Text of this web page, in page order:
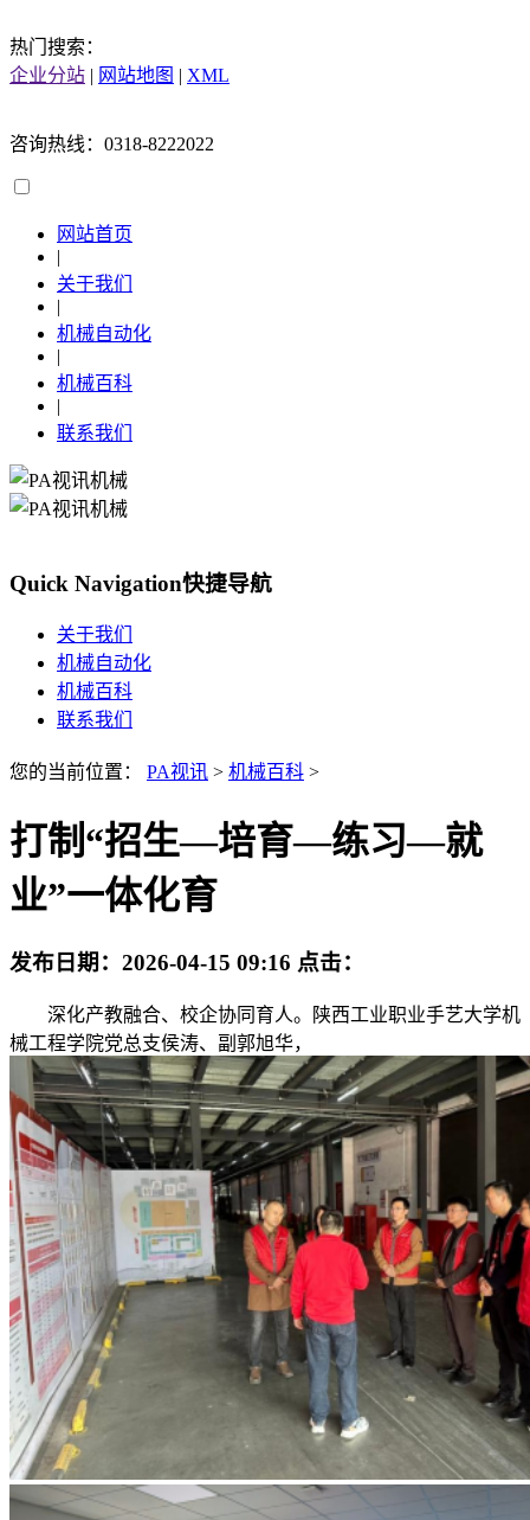
热门搜索：
企业分站 | 网站地图 | XML
咨询热线：0318-8222022
网站首页
|
关于我们
|
机械自动化
|
机械百科
|
联系我们
Quick Navigation快捷导航
关于我们
机械自动化
机械百科
联系我们
您的当前位置： PA视讯 > 机械百科 >
打制“招生—培育—练习—就
业”一体化育
发布日期： 2026-04-15 09:16 点击：
深化产教融合、校企协同育人。陕西工业职业手艺大学机
械工程学院党总支侯涛、副郭旭华，